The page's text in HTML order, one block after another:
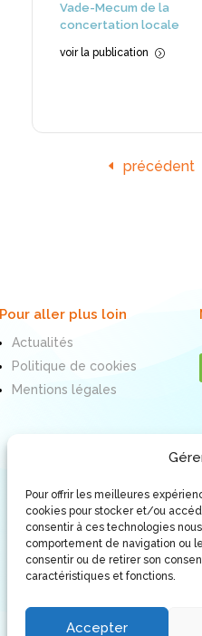
Pour offrir les meilleures
cookies pour stocker et/ou
consentir à ces technologies
comportement de navigation ou
consentir ou de retirer son
caractéristiques et fonctions.
Accepter
Vade-Mecum de la
concertation locale
voir la publication =
précédent
Pour aller plus loin
Actualités
Politique de cookies
Mentions légales